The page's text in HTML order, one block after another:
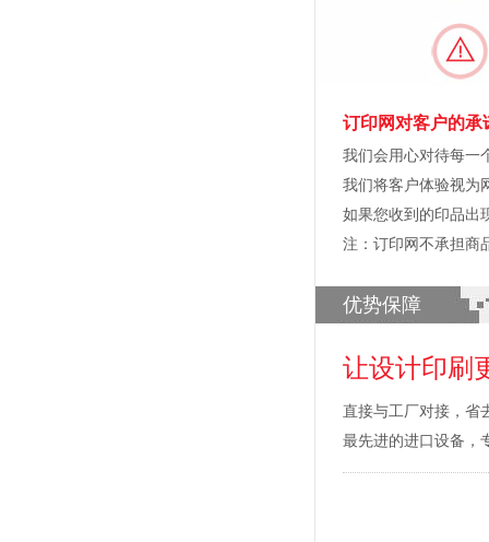
订印网对客户的承
我们会用心对待每一
我们将客户体验视为
如果您收到的印品出
注：订印网不承担商
优势保障
让设计印刷
直接与工厂对接，省
最先进的进口设备，